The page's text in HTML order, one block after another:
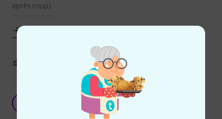
après coup).
SIGNALER L'ÉVALUATION
Mad'gic Manfrotto 035 Super Clamp !
dJwhY 10.12.2021